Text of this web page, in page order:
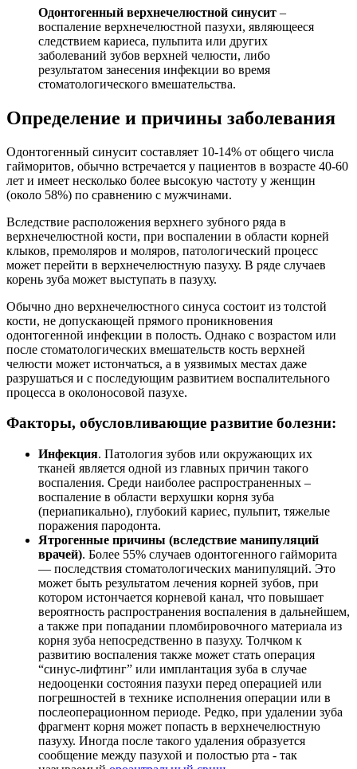
Одонтогенный верхнечелюстной синусит –
воспаление верхнечелюстной пазухи, являющееся
следствием кариеса, пульпита или других
заболеваний зубов верхней челюсти, либо
результатом занесения инфекции во время
стоматологического вмешательства.
Определение и причины заболевания
Одонтогенный синусит составляет 10-14% от общего числа
гайморитов, обычно встречается у пациентов в возрасте 40-60
лет и имеет несколько более высокую частоту у женщин
(около 58%) по сравнению с мужчинами.
Вследствие расположения верхнего зубного ряда в
верхнечелюстной кости, при воспалении в области корней
клыков, премоляров и моляров, патологический процесс
может перейти в верхнечелюстную пазуху. В ряде случаев
корень зуба может выступать в пазуху.
Обычно дно верхнечелюстного синуса состоит из толстой
кости, не допускающей прямого проникновения
одонтогенной инфекции в полость. Однако с возрастом или
после стоматологических вмешательств кость верхней
челюсти может истончаться, а в уязвимых местах даже
разрушаться и с последующим развитием воспалительного
процесса в околоносовой пазухе.
Факторы, обусловливающие развитие болезни:
Инфекция. Патология зубов или окружающих их
тканей является одной из главных причин такого
воспаления. Среди наиболее распространенных –
воспаление в области верхушки корня зуба
(периапикально), глубокий кариес, пульпит, тяжелые
поражения пародонта.
Ятрогенные причины (вследствие манипуляций
врачей). Более 55% случаев одонтогенного гайморита
— последствия стоматологических манипуляций. Это
может быть результатом лечения корней зубов, при
котором истончается корневой канал, что повышает
вероятность распространения воспаления в дальнейшем,
а также при попадании пломбировочного материала из
корня зуба непосредственно в пазуху. Толчком к
развитию воспаления также может стать операция
“синус-лифтинг” или имплантация зуба в случае
недооценки состояния пазухи перед операцией или
погрешностей в технике исполнения операции или в
послеоперационном периоде. Редко, при удалении зуба
фрагмент корня может попасть в верхнечелюстную
пазуху. Иногда после такого удаления образуется
сообщение между пазухой и полостью рта - так